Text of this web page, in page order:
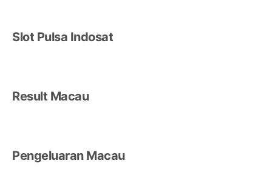
Slot Pulsa Indosat
Result Macau
Pengeluaran Macau